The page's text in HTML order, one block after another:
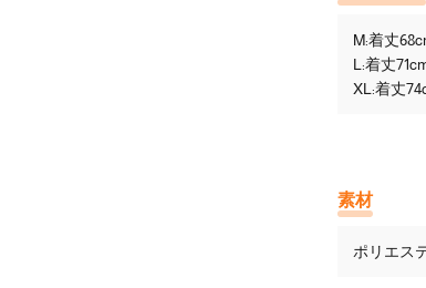
M:着丈
L:着丈
XL:着丈
素材
ポリエス